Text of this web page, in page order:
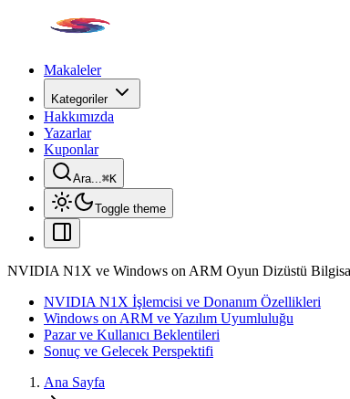
Makaleler
Kategoriler
Hakkımızda
Yazarlar
Kuponlar
Ara...⌘K
Toggle theme
NVIDIA N1X ve Windows on ARM Oyun Dizüstü
NVIDIA N1X İşlemcisi ve Donanım Özellikleri
Windows on ARM ve Yazılım Uyumluluğu
Pazar ve Kullanıcı Beklentileri
Sonuç ve Gelecek Perspektifi
Ana Sayfa